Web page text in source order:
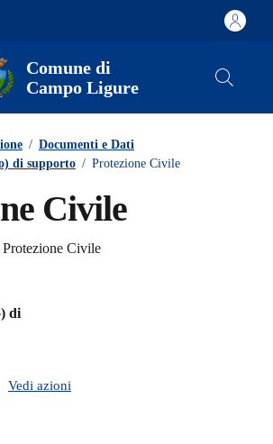
Comune di
Campo Ligure
/ Documenti e Dati
di supporto / Protezione Civile
Civile
Protezione Civile
di
Vedi azioni